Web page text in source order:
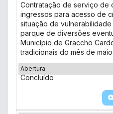
Contratação de serviço de
ingressos para acesso de
situação de
parque de diversões
Município de Graccho
tradicionais do mês de maio.
Abertura
Concluído